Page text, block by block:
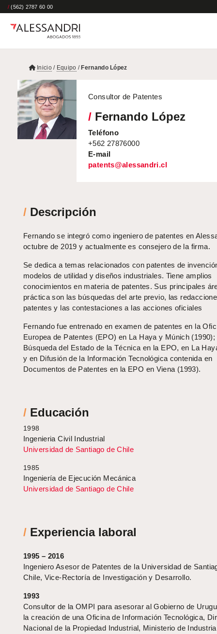
/ (562) 2787 60 00
Inicio/ Equipo / Fernando López
Consultor de Patentes
/ Fernando López
Teléfono
+562 27876000
E-mail
patents@alessandri.cl
/ Descripción
Fernando se integró como ingeniero de patentes en
octubre de 2019 y actualmente es consejero de la firma.
Se dedica a temas relacionados con patentes de
modelos de utilidad y diseños industriales. Tiene amplios
conocimientos en materia de patentes. Sus principales
práctica son las búsquedas del arte previo, las
patentes y las contestaciones a las acciones oficiales
Fernando fue entrenado en examen de patentes en la
Europea de Patentes (EPO) en La Haya y Múnich (1990);
Búsqueda del Estado de la Técnica en la EPO, en La
y en Difusión de la Información Tecnológica contenida en
Documentos de Patentes en la EPO en Viena (1993).
/ Educación
1998
Ingenieria Civil Industrial
Universidad de Santiago de Chile
1985
Ingeniería de Ejecución Mecánica
Universidad de Santiago de Chile
/ Experiencia laboral
1995 – 2016
Ingeniero Asesor de Patentes de la Universidad de
Chile, Vice-Rectoría de Investigación y Desarrollo.
1993
Consultor de la OMPI para asesorar al Gobierno de
la creación de una Oficina de Información Tecnológica,
Nacional de la Propiedad Industrial, Ministerio de